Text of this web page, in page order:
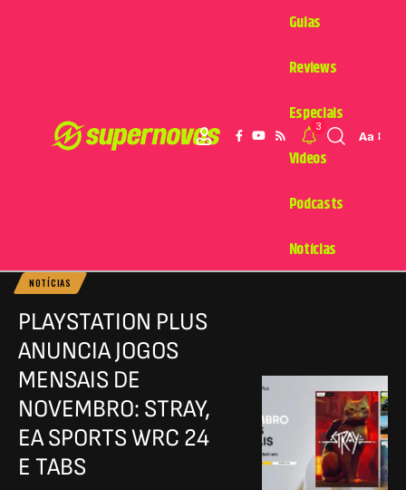
Guias
Reviews
Especiais
Videos
Podcasts
Notícias
3
Aa
NOTÍCIAS
PLAYSTATION PLUS
ANUNCIA JOGOS
MENSAIS DE
NOVEMBRO: STRAY,
EA SPORTS WRC 24
E TABS